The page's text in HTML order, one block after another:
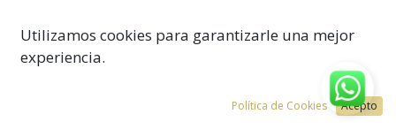
Utilizamos cookies para garantizarle una mejor
experiencia.
Política de Cookies Acepto